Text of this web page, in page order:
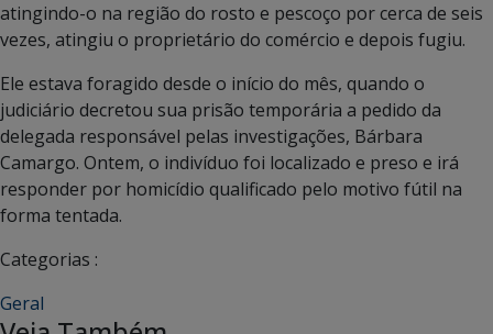
atingindo-o na região do rosto e pescoço por cerca de seis
vezes, atingiu o proprietário do comércio e depois fugiu.
Ele estava foragido desde o início do mês, quando o
judiciário decretou sua prisão temporária a pedido da
delegada responsável pelas investigações, Bárbara
Camargo. Ontem, o indivíduo foi localizado e preso e irá
responder por homicídio qualificado pelo motivo fútil na
forma tentada.
Categorias :
Geral